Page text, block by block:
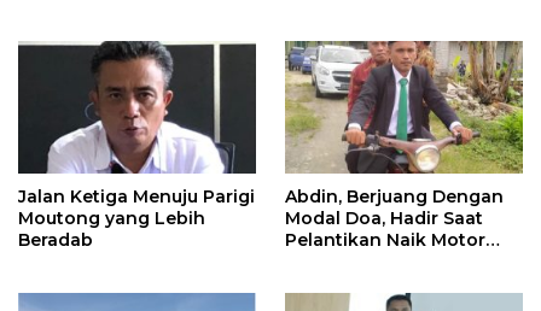
Jalan Ketiga Menuju Parigi
Moutong yang Lebih
Beradab
Abdin, Berjuang Dengan
Modal Doa, Hadir Saat
Pelantikan Naik Motor